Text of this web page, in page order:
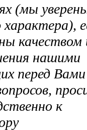
(мы
качеством
нашими
перед Вами
к